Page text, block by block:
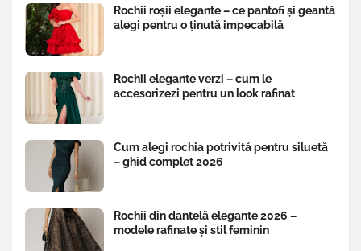
Rochii roșii elegante – ce pantofi și geantă
alegi pentru o ținută impecabilă
Rochii elegante verzi – cum le
accesorizezi pentru un look rafinat
Cum alegi rochia potrivită pentru siluetă
– ghid complet 2026
Rochii din dantelă elegante 2026 –
modele rafinate și stil feminin